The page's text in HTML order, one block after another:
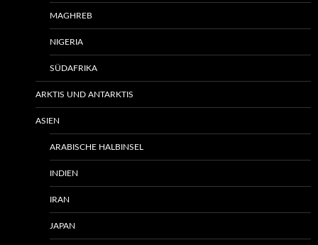
MAGHREB
NIGERIA
SÜDAFRIKA
ARKTIS UND ANTARKTIS
ASIEN
ARABISCHE HALBINSEL
INDIEN
IRAN
JAPAN